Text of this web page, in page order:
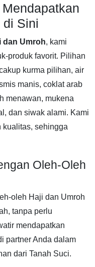
di Sini
dan Umroh, kami
produk favorit. Pilihan
kurma pilihan, air
manis, coklat arab
menawan, mukena
dan siwak alami. Kami
sehingga
Oleh-Oleh
oleh Haji dan Umroh
tanpa perlu
mendapatkan
partner Anda dalam
dari Tanah Suci.